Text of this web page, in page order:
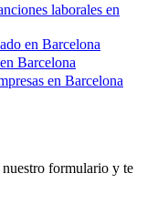
laborales en
en Barcelona
Barcelona
en Barcelona
formulario y te